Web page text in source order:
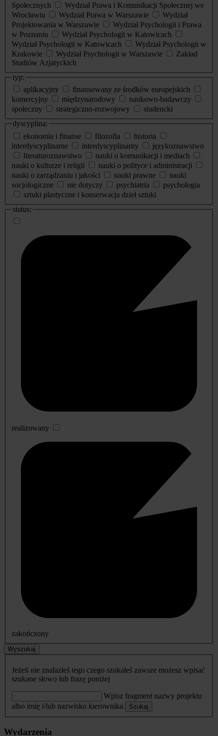
Społecznych
Wydział Prawa i Komunikacji Społecznej we
Wrocławiu
Wydział Prawa w Warszawie
Wydział
Projektowania w Warszawie
Wydział Psychologii i Prawa
w Poznaniu
Wydział Psychologii w Katowicach
Wydział Psychologii w Katowicach
Wydział Psychologii w
Krakowie
Wydział Psychologii w Warszawie
Zakład
Studiów Azjatyckich
typ:
aplikacyjny
finansowany ze środków europejskich
komercyjny
międzynarodowy
naukowo-badawczy
społeczny
strategiczno-rozwojowy
studencki
dyscyplina:
ekonomia i finanse
filozofia
historia
interdyscyplinarne
interdyscyplinarny
językoznawstwo
literaturoznawstwo
nauki o komunikacji i mediach
nauki o kulturze i religii
nauki o polityce i administracji
nauki o zarządzaniu i jakości
nauki prawne
nauki
socjologiczne
nie dotyczy psychiatria
psychologia
sztuki plastyczne i konserwacja dzieł sztuki
status:
realizowany
zakończony
Wyszukaj
Jeżeli nie znalazłeś tego czego szukałeś zawsze możesz wpisać
szukane słowo lub frazę poniżej
Wpisz fragment nazwy projektu
albo imię i/lub nazwisko kierownika
Szukaj
Wydarzenia